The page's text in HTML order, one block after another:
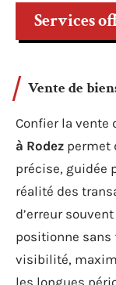
Services
Vente de
Confier la vente
à Rodez permet
précise, guidée
réalité des
d’erreur
positionne sans
visibilité,
les longues